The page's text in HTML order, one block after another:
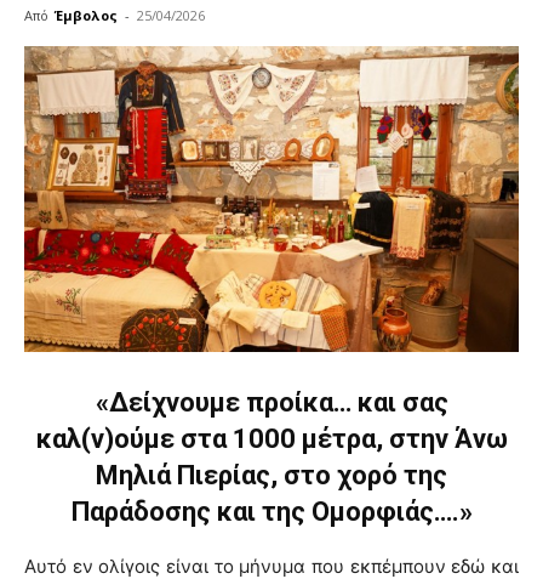
Από Έμβολος - 25/04/2026
«Δείχνουμε προίκα… και σας
καλ(ν)ούμε στα 1000 μέτρα, στην Άνω
Μηλιά Πιερίας, στο χορό της
Παράδοσης και της Ομορφιάς….»
Αυτό εν ολίγοις είναι το μήνυμα που εκπέμπουν εδώ και